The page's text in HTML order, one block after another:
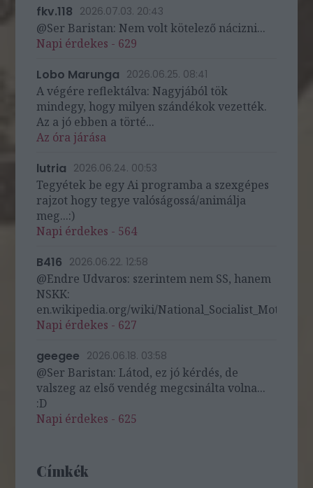
fkv.118 2026.07.03. 20:43
@Ser Baristan: Nem volt kötelező nácizni...
Napi érdekes - 629
Lobo Marunga 2026.06.25. 08:41
A végére reflektálva: Nagyjából tök
mindegy, hogy milyen szándékok vezették.
Az a jó ebben a törté...
Az óra járása
lutria 2026.06.24. 00:53
Tegyétek be egy Ai programba a szexgépes
rajzot hogy tegye valóságossá/animálja
meg...:)
Napi érdekes - 564
B416 2026.06.22. 12:58
@Endre Udvaros: szerintem nem SS, hanem
NSKK:
en.wikipedia.org/wiki/
Napi érdekes - 627
geegee 2026.06.18. 03:58
@Ser Baristan: Látod, ez jó kérdés, de
valszeg az első vendég megcsinálta volna...
:D
Napi érdekes - 625
Címkék